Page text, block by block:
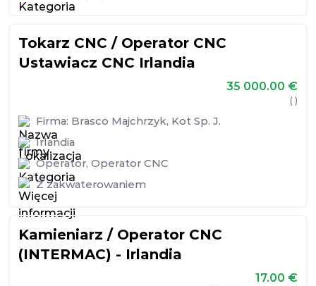
Tokarz CNC / Operator CNC
Ustawiacz CNC Irlandia
35 000.00 €
( )
Firma: Brasco Majchrzyk, Kot Sp. J.
Irlandia
Operator, Operator CNC
Z zakwaterowaniem
Kamieniarz / Operator CNC
(INTERMAC) - Irlandia
17.00 €